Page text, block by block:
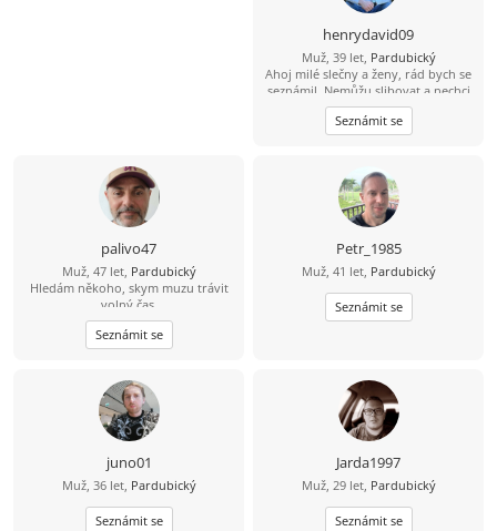
henrydavid09
Muž, 39 let, Pardubický
Ahoj milé slečny a ženy, rád bych se
seznámil. Nemůžu slibovat a nechci
hory doly a modré z nebes. To, jaký
vztah se časem vyvine, ukáže až
osobní schůzka a čas. Jsem
možná o něco víc, než je normální.
Rád jezdím a trávím čas u vody,
paddleboard mám v oblibě atd.
Mám rád procházky, výlety autem,
případně bych rád někdy i
zakempoval a podle možností
přenocoval v přírodě v autě. Mám
rád hudbu, ta mi dává energii. Z
filmů mě baví sci-fi, fantasy,
dobrodružné a podle skutečné
budu rád. Zatím ahoj ????
Seznámit se
palivo47
Muž, 47 let, Pardubický
Hledám někoho, skym muzu trávit
,volný čas..
Seznámit se
Petr_1985
Muž, 41 let, Pardubický
Seznámit se
juno01
Muž, 36 let, Pardubický
Seznámit se
Jarda1997
Muž, 29 let, Pardubický
Seznámit se